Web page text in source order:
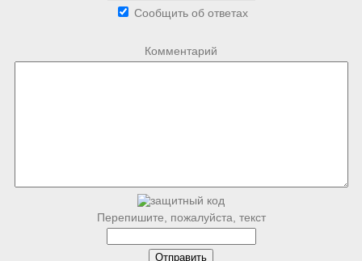
Сообщить об ответах
Комментарий
Перепишите, пожалуйста, текст